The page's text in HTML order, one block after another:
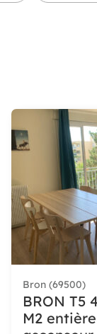
Bron (69500)
BRON T5
M2